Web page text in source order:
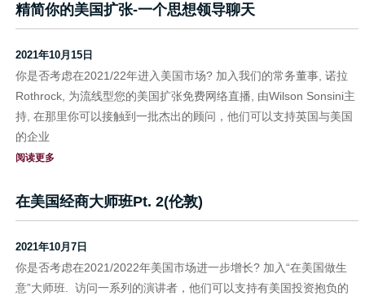
精简你的美国扩张-一个思想领导聊天
2021年10月15日
你是否考虑在2021/22年进入美国市场? 加入我们的常务董事, 诺拉
Rothrock, 为流线型您的美国扩张免费网络直播, 由Wilson Sonsini主
持, 在那里你可以接触到一批杰出的顾问，他们可以支持英国与美国
的企业
阅读更多
在美国经商大师班Pt. 2(伦敦)
2021年10月7日
你是否考虑在2021/2022年美国市场进一步增长? 加入“在美国做生
意”大师班. 访问一系列的演讲者，他们可以支持有美国投资抱负的